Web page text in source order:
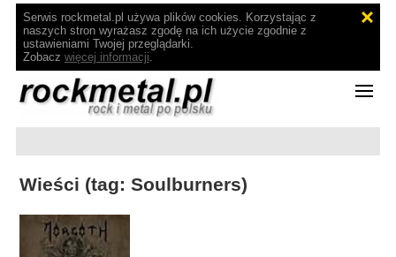
Serwis rockmetal.pl używa plików cookies. Korzystając z
naszych stron wyrażasz zgodę na ich użycie zgodnie z
ustawieniami Twojej przeglądarki.
Zobacz więcej informacji.
Wieści (tag: Soulburners)